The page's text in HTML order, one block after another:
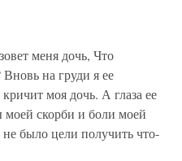
меня дочь, Что
Вновь на груди я ее
моя дочь. А глаза ее
моей скорби и боли моей
было цели получить что-